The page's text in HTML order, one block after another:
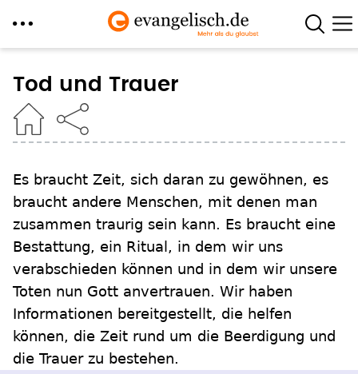
zum
Inhalt
Tod und Trauer
Es braucht Zeit, sich daran zu gewöhnen, es
braucht andere Menschen, mit denen man
zusammen traurig sein kann. Es braucht eine
Bestattung, ein Ritual, in dem wir uns
verabschieden können und in dem wir unsere
Toten nun Gott anvertrauen. Wir haben
Informationen bereitgestellt, die helfen
können, die Zeit rund um die Beerdigung und
die Trauer zu bestehen.